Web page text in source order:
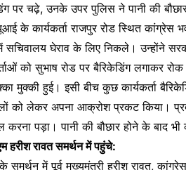
पर चढ़े, उनके उपर पुलिस ने पानी की
के कार्यकर्ता राजपुर रोड स्थित कांग्रेस
सचिवालय घेराव के लिए निकले। उन्होंने
को सुभाष रोड पर बैरिकेडिंग लगाकर
मुक्की हुई। इसी बीच कुछ कार्यकर्ता
को लेकर अपना आक्रोश प्रकट किया।
करना पड़ा। पानी की बौछार होने के बाद
हरीश रावत समर्थन में पहुंचे:
समर्थन में पूर्व मुख्यमंत्री हरीश रावत,